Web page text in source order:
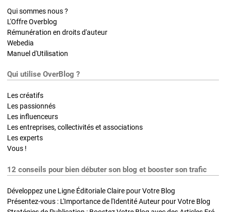
Qui sommes nous ?
L'Offre Overblog
Rémunération en droits d'auteur
Webedia
Manuel d'Utilisation
Qui utilise OverBlog ?
Les créatifs
Les passionnés
Les influenceurs
Les entreprises, collectivités et associations
Les experts
Vous !
12 conseils pour bien débuter son blog et booster son trafic
Développez une Ligne Éditoriale Claire pour Votre Blog
Présentez-vous : L'Importance de l'Identité Auteur pour Votre Blog